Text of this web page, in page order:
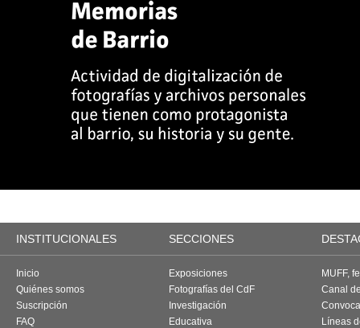
INSTITUCIONALES SECCIONES
Inicio
Quiénes somos
Suscripción
FAQ
Exposiciones
Fotografías del CdF
Investigación
Educativa
MUFF,
Canal
Líneas